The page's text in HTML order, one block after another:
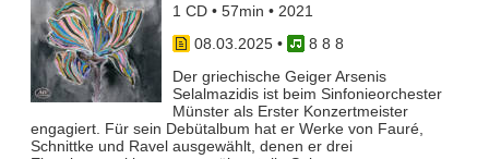
1 CD • 57min • 2021
08.03.2025•
8 8 8
Der griechische Geiger Arsenis
Selalmazidis ist beim Sinfonieorchester
Münster als Erster Konzertmeister
engagiert. Für sein Debütalbum hat er Werke von Fauré,
Schnittke und Ravel ausgewählt, denen er drei